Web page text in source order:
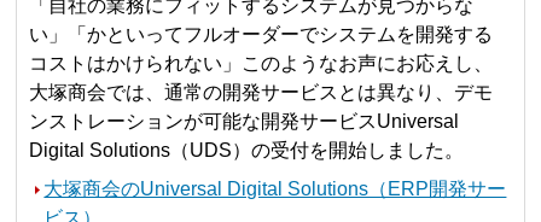
「自社の業務にフィットするシステムが見つからな
い」「かといってフルオーダーでシステムを開発する
コストはかけられない」このようなお声にお応えし、
大塚商会では、通常の開発サービスとは異なり、デモ
ンストレーションが可能な開発サービスUniversal
Digital Solutions（UDS）の受付を開始しました。
大塚商会のUniversal Digital Solutions（ERP開発サー